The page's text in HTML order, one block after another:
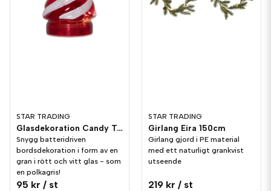
STAR TRADING
Glasdekoration Candy Tree 16cm
Snygg batteridriven
bordsdekoration i form av en
gran i rött och vitt glas - som
en polkagris!
95 kr / st
STAR TRADING
Girlang Eira 150cm
Girlang gjord i PE material
med ett naturligt grankvist
utseende
219 kr / st